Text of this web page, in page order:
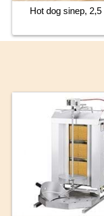
Hot dog sinep, 2,5